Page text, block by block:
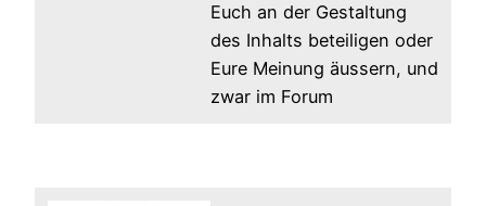
Euch an der Gestaltung
des Inhalts beteiligen oder
Eure Meinung äussern, und
zwar im Forum